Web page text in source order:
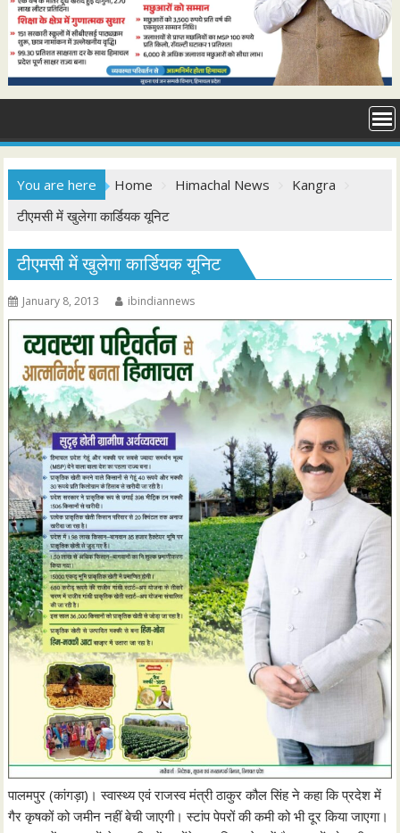
You are here Home Himachal News
Kangra
टीएमसी में खुलेगा कार्डियक यूनिट
टीएमसी में खुलेगा कार्डियक यूनिट
January 8, 2013 ibindiannews
पालमपुर (कांगड़ा)। स्वास्थ्य एवं राजस्व मंत्री ठाकुर कौल सिंह ने कहा कि प्रदेश में
गैर कृषकों को जमीन नहीं बेची जाएगी। स्टांप पेपरों की कमी को भी दूर किया जाएगा।